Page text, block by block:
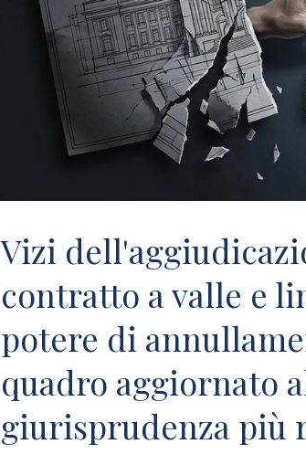
Vizi
contratto a valle e
potere di
quadro aggiornato
giurisprudenza più